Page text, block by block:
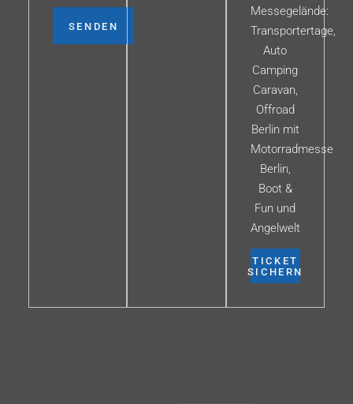
SENDEN
Messegelände:
Transportertage,
Auto
Camping
Caravan,
Offroad
Berlin mit
Motorradmesse
Berlin,
Boot &
Fun und
Angelwelt
TICKET
SICHERN